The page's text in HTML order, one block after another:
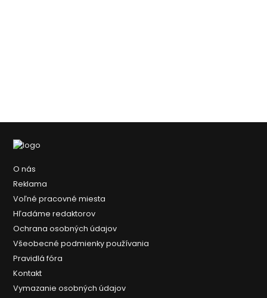
O nás
Reklama
Voľné pracovné miesta
Hľadáme redaktorov
Ochrana osobných údajov
Všeobecné podmienky používania
Pravidlá fóra
Kontakt
Vymazanie osobných údajov